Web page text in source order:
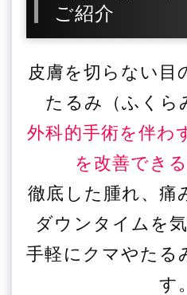
ご紹介
皮膚を切らない目
たるみ（ふくら
外科的手術を伴わ
を改善でき
徹底した腫れ、痛
ダウンタイムを
手軽にクマやたる
す。